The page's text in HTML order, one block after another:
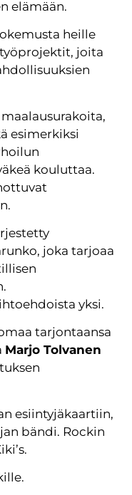
elämään.
heille
joita
esimerkiksi
kouluttaa.
joka tarjoaa
yksi.
tarjontaansa
Marjo Tolvanen
esiintyjäkaartiin,
bändi. Rockin